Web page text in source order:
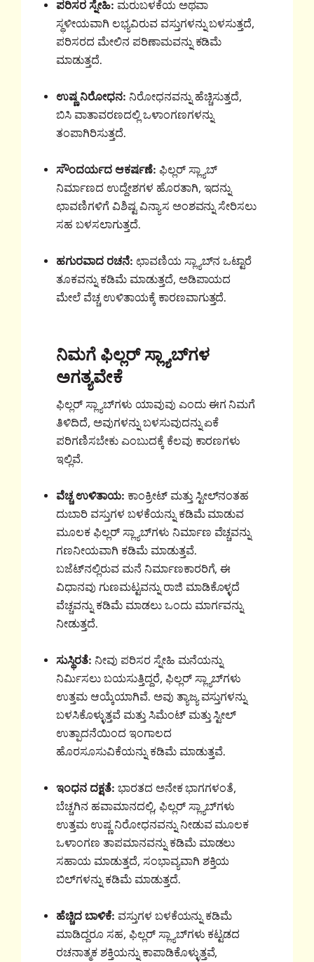
ಪರಿಸರ ಸ್ನೇಹಿ: ಮರುಬಳಕೆಯ ಅಥವಾ
ಸ್ಥಳೀಯವಾಗಿ ಲಭ್ಯವಿರುವ ವಸ್ತುಗಳನ್ನು ಬಳಸುತ್ತದೆ,
ಪರಿಸರದ ಮೇಲಿನ ಪರಿಣಾಮವನ್ನು ಕಡಿಮೆ
ಮಾಡುತ್ತದೆ.
ಉಷ್ಣ ನಿರೋಧನ: ನಿರೋಧನವನ್ನು ಹೆಚ್ಚಿಸುತ್ತದೆ,
ಬಿಸಿ ವಾತಾವರಣದಲ್ಲಿ ಒಳಾಂಗಣಗಳನ್ನು
ತಂಪಾಗಿರಿಸುತ್ತದೆ.
ಸೌಂದರ್ಯದ ಆಕರ್ಷಣೆ: ಫಿಲ್ಲರ್ ಸ್ಲ್ಯಾಬ್
ನಿರ್ಮಾಣದ ಉದ್ದೇಶಗಳ ಹೊರತಾಗಿ, ಇದನ್ನು
ಛಾವಣಿಗಳಿಗೆ ವಿಶಿಷ್ಟ ವಿನ್ಯಾಸ ಅಂಶವನ್ನು ಸೇರಿಸಲು
ಸಹ ಬಳಸಲಾಗುತ್ತದೆ.
ಹಗುರವಾದ ರಚನೆ: ಛಾವಣಿಯ ಸ್ಲ್ಯಾಬ್‌ನ ಒಟ್ಟಾರೆ
ತೂಕವನ್ನು ಕಡಿಮೆ ಮಾಡುತ್ತದೆ, ಅಡಿಪಾಯದ
ಮೇಲೆ ವೆಚ್ಚ ಉಳಿತಾಯಕ್ಕೆ ಕಾರಣವಾಗುತ್ತದೆ.
ನಿಮಗೆ ಫಿಲ್ಲರ್ ಸ್ಲ್ಯಾಬ್‌ಗಳ
ಅಗತ್ಯವೇಕೆ
ಫಿಲ್ಲರ್ ಸ್ಲ್ಯಾಬ್‌ಗಳು ಯಾವುವು ಎಂದು ಈಗ ನಿಮಗೆ
ತಿಳಿದಿದೆ, ಅವುಗಳನ್ನು ಬಳಸುವುದನ್ನು ಏಕೆ
ಪರಿಗಣಿಸಬೇಕು ಎಂಬುದಕ್ಕೆ ಕೆಲವು ಕಾರಣಗಳು
ಇಲ್ಲಿವೆ.
ವೆಚ್ಚ ಉಳಿತಾಯ: ಕಾಂಕ್ರೀಟ್ ಮತ್ತು ಸ್ಟೀಲ್‌ನಂತಹ
ದುಬಾರಿ ವಸ್ತುಗಳ ಬಳಕೆಯನ್ನು ಕಡಿಮೆ ಮಾಡುವ
ಮೂಲಕ ಫಿಲ್ಲರ್ ಸ್ಲ್ಯಾಬ್‌ಗಳು ನಿರ್ಮಾಣ ವೆಚ್ಚವನ್ನು
ಗಣನೀಯವಾಗಿ ಕಡಿಮೆ ಮಾಡುತ್ತವೆ.
ಬಜೆಟ್‌ನಲ್ಲಿರುವ ಮನೆ ನಿರ್ಮಾಣಕಾರರಿಗೆ, ಈ
ವಿಧಾನವು ಗುಣಮಟ್ಟವನ್ನು ರಾಜಿ ಮಾಡಿಕೊಳ್ಳದೆ
ವೆಚ್ಚವನ್ನು ಕಡಿಮೆ ಮಾಡಲು ಒಂದು ಮಾರ್ಗವನ್ನು
ನೀಡುತ್ತದೆ.
ಸುಸ್ಥಿರತೆ: ನೀವು ಪರಿಸರ ಸ್ನೇಹಿ ಮನೆಯನ್ನು
ನಿರ್ಮಿಸಲು ಬಯಸುತ್ತಿದ್ದರೆ, ಫಿಲ್ಲರ್ ಸ್ಲ್ಯಾಬ್‌ಗಳು
ಉತ್ತಮ ಆಯ್ಕೆಯಾಗಿವೆ. ಅವು ತ್ಯಾಜ್ಯ ವಸ್ತುಗಳನ್ನು
ಬಳಸಿಕೊಳ್ಳುತ್ತವೆ ಮತ್ತು ಸಿಮೆಂಟ್ ಮತ್ತು ಸ್ಟೀಲ್
ಉತ್ಪಾದನೆಯಿಂದ ಇಂಗಾಲದ
ಹೊರಸೂಸುವಿಕೆಯನ್ನು ಕಡಿಮೆ ಮಾಡುತ್ತವೆ.
ಇಂಧನ ದಕ್ಷತೆ: ಭಾರತದ ಅನೇಕ ಭಾಗಗಳಂತೆ,
ಬೆಚ್ಚಗಿನ ಹವಾಮಾನದಲ್ಲಿ, ಫಿಲ್ಲರ್ ಸ್ಲ್ಯಾಬ್‌ಗಳು
ಉತ್ತಮ ಉಷ್ಣ ನಿರೋಧನವನ್ನು ನೀಡುವ ಮೂಲಕ
ಒಳಾಂಗಣ ತಾಪಮಾನವನ್ನು ಕಡಿಮೆ ಮಾಡಲು
ಸಹಾಯ ಮಾಡುತ್ತದೆ, ಸಂಭಾವ್ಯವಾಗಿ ಶಕ್ತಿಯ
ಬಿಲ್‌ಗಳನ್ನು ಕಡಿಮೆ ಮಾಡುತ್ತದೆ.
ಹೆಚ್ಚಿದ ಬಾಳಿಕೆ: ವಸ್ತುಗಳ ಬಳಕೆಯನ್ನು ಕಡಿಮೆ
ಮಾಡಿದ್ದರೂ ಸಹ, ಫಿಲ್ಲರ್ ಸ್ಲ್ಯಾಬ್‌ಗಳು ಕಟ್ಟಡದ
ರಚನಾತ್ಮಕ ಶಕ್ತಿಯನ್ನು ಕಾಪಾಡಿಕೊಳ್ಳುತ್ತವೆ,